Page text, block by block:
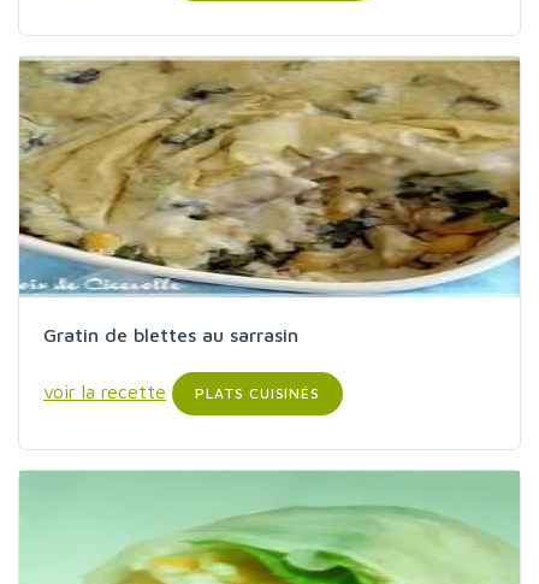
Gratin de blettes au sarrasin
voir la recette PLATS CUISINÉS